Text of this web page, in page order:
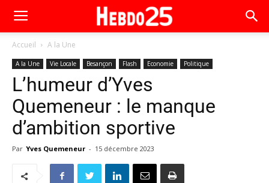
Accueil A la Une
A la Une Vie Locale Besançon Flash Economie Politique
L’humeur d’Yves
Quemeneur : le manque
d’ambition sportive
Par Yves Quemeneur - 15 décembre 2023